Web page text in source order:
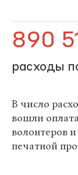
890
расходы
В число
вошли
волонтеров
печатной